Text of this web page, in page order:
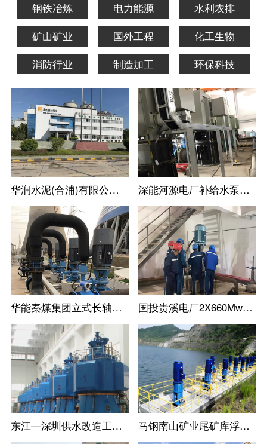
钢铁冶炼 电力能源
水利农排
矿山矿业
国外工程
化工生物
消防行业
制造加工 环保科技
华润水泥(合浦)有限公司尾库浮动式取水泵站立式长轴泵 深能河源电厂补给水泵立式长轴泵机组
华能秦煤集团立式长轴泵工业循环水泵机组 国投贵溪电厂2X660Mw火电机组立式长轴泵
东江—深圳供水改造工程LC系列立式长轴循环水泵 马钢南山矿业尾矿库浮船取水泵站11台立式长轴泵一次调试成功运行过168